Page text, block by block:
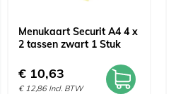
Menukaart Securit A4 4 x
2 tassen zwart 1 Stuk
€ 10,63
€ 12,86 Incl. BTW